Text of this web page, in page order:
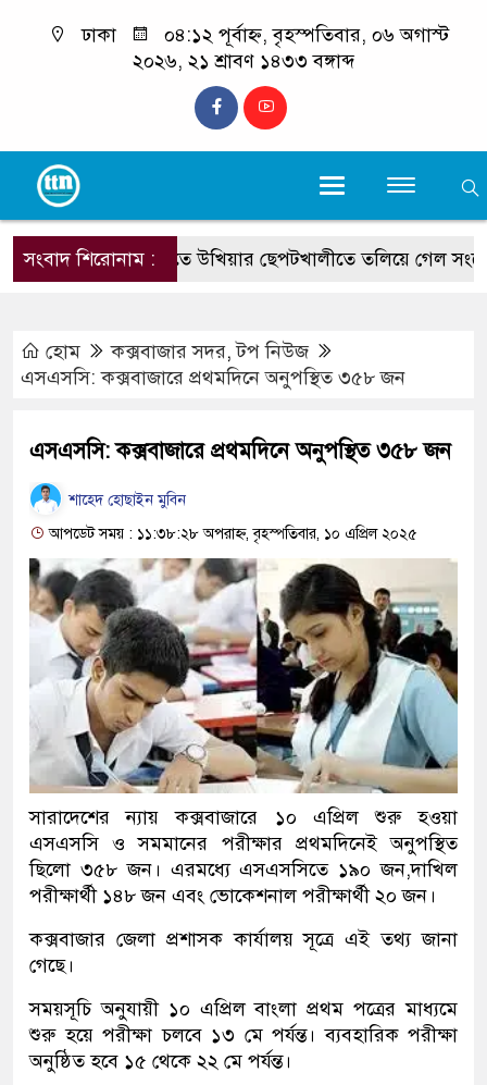
ঢাকা
০৪:১২ পূর্বাহ্ন, বৃহস্পতিবার, ০৬ অগাস্ট
২০২৬, ২১ শ্রাবণ ১৪৩৩ বঙ্গাব্দ
সংবাদ শিরোনাম :
ভারি বৃষ্টিতে উখিয়ার ছেপটখালীতে তলিয়ে গেল সংযোগ
হোম কক্সবাজার সদর,টপ নিউজ
এসএসসি: কক্সবাজারে প্রথমদিনে অনুপস্থিত ৩৫৮ জন
এসএসসি: কক্সবাজারে প্রথমদিনে অনুপস্থিত ৩৫৮ জন
শাহেদ হোছাইন মুবিন
আপডেট সময় : ১১:৩৮:২৮ অপরাহ্ন, বৃহস্পতিবার, ১০ এপ্রিল ২০২৫
সারাদেশের ন্যায় কক্সবাজারে ১০ এপ্রিল শুরু হওয়া
এসএসসি ও সমমানের পরীক্ষার প্রথমদিনেই অনুপস্থিত
ছিলো ৩৫৮ জন। এরমধ্যে এসএসসিতে ১৯০ জন,দাখিল
পরীক্ষার্থী ১৪৮ জন এবং ভোকেশনাল পরীক্ষার্থী ২০ জন।
কক্সবাজার জেলা প্রশাসক কার্যালয় সূত্রে এই তথ্য জানা
গেছে।
সময়সূচি অনুযায়ী ১০ এপ্রিল বাংলা প্রথম পত্রের মাধ্যমে
শুরু হয়ে পরীক্ষা চলবে ১৩ মে পর্যন্ত। ব্যবহারিক পরীক্ষা
অনুষ্ঠিত হবে ১৫ থেকে ২২ মে পর্যন্ত।